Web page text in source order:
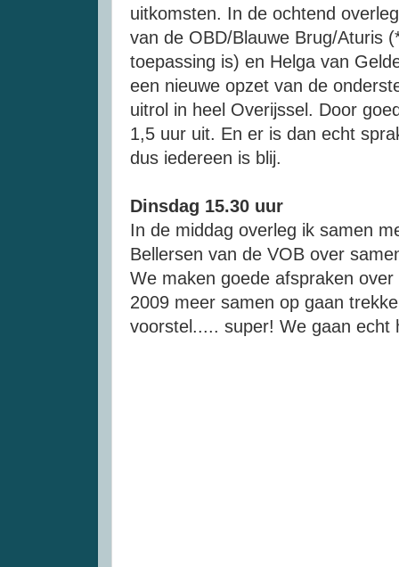
uitkomsten. In de ochtend
van de OBD/Blauwe Brug/Aturis
toepassing is) en Helga van
een nieuwe opzet van de
uitrol in heel Overijssel. Door
1,5 uur uit. En er is dan echt
dus iedereen is blij.
Dinsdag 15.30 uur
In de middag overleg ik samen
Bellersen van de VOB over
We maken goede afspraken
2009 meer samen op gaan
voorstel..... super! We gaan echt